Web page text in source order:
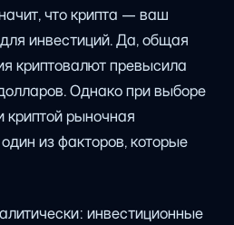
что крипта — ваш
инвестиций. Да, общая
криптовалют превысила
Однако при выборе
рыночная
из факторов, которые
инвестиционные